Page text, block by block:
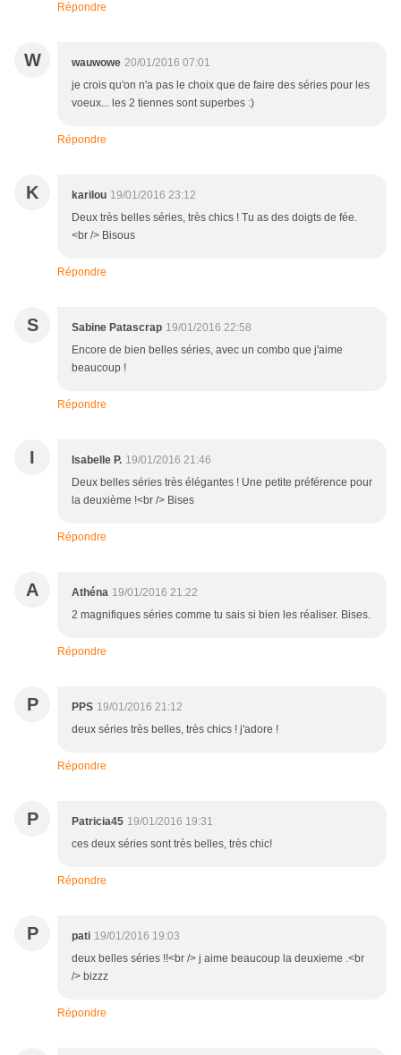
Répondre
W wauwowe 20/01/2016 07:01
je crois qu'on n'a pas le choix que de faire des séries pour les
voeux... les 2 tiennes sont superbes :)
Répondre
K karilou 19/01/2016 23:12
Deux très belles séries, très chics ! Tu as des doigts de fée.
<br /> Bisous
Répondre
S Sabine Patascrap 19/01/2016 22:58
Encore de bien belles séries, avec un combo que j'aime
beaucoup !
Répondre
I Isabelle P. 19/01/2016 21:46
Deux belles séries très élégantes ! Une petite préférence pour
la deuxième !<br /> Bises
Répondre
A Athéna 19/01/2016 21:22
2 magnifiques séries comme tu sais si bien les réaliser. Bises.
Répondre
P PPS 19/01/2016 21:12
deux séries très belles, très chics ! j'adore !
Répondre
P Patricia45 19/01/2016 19:31
ces deux séries sont très belles, très chic!
Répondre
P pati 19/01/2016 19:03
deux belles séries !!<br /> j aime beaucoup la deuxieme .<br
/> bizzz
Répondre